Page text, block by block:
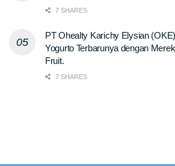
7 SHARES
PT Ohealty Karichy Elysian
Yogurto Terbarunya dengan
Fruit.
7 SHARES